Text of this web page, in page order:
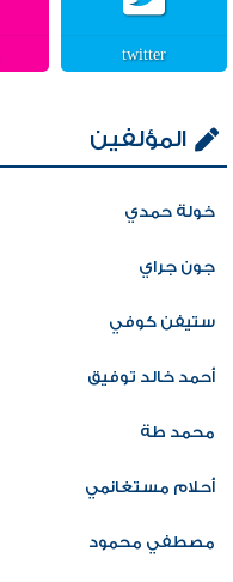
twitter
المؤلفين
خولة حمدي
جون جراي
ستيفن كوفي
أحمد خالد توفيق
محمد طة
أحلام مستغانمي
مصطفي محمود